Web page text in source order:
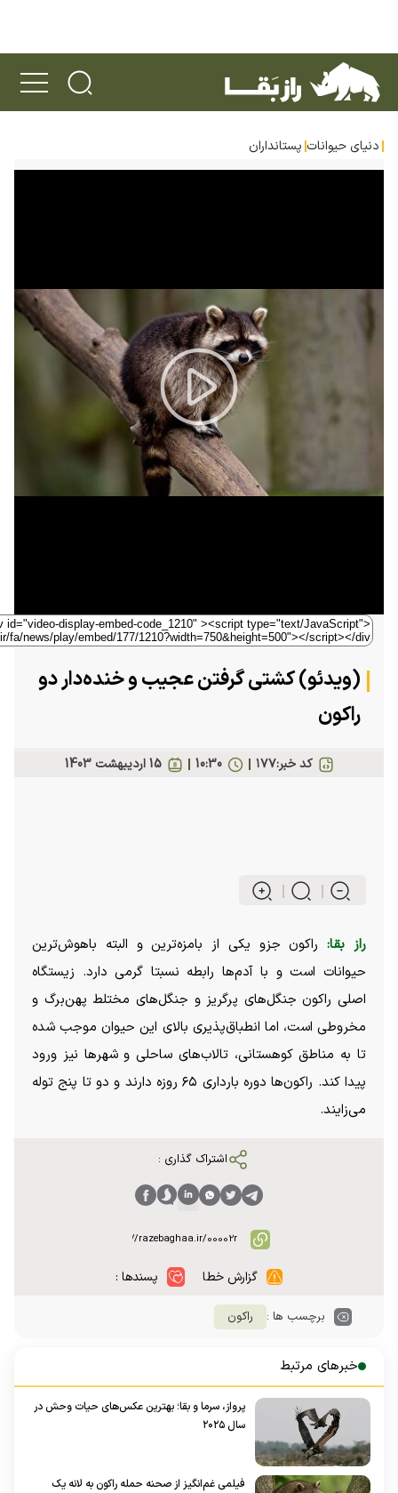
دنیای حیوانات پستانداران
Play
Video
(ویدئو) کشتی گرفتن عجیب و خنده‌دار دو
راکون
کد خبر:۱۷۷ 15 ارديبهشت 1403 10:30
راز بقا:راکون جزو یکی از بامزه‌ترین و البته باهوش‌ترین
حیوانات است و با آدم‌ها رابطه نسبتا گرمی دارد. زیستگاه
اصلی راکون جنگل‌های پرگریز و جنگل‌های مختلط پهن‌برگ و
مخروطی است، اما انطباق‌پذیری بالای این حیوان موجب شده
تا به مناطق کوهستانی، تالاب‌های ساحلی و شهر‌ها نیز ورود
پیدا کند. راکون‌ها دوره بارداری ۶۵ روزه دارند و دو تا پنج توله
می‌زایند.
اشتراک گذاری :
گزارش خطا پسندها :
برچسب ها : راکون
خبرهای مرتبط
پرواز، سرما و بقا؛ بهترین عکس‌های حیات وحش در
سال ۲۰۲۵
فیلمی غم‌انگیز از صحنه حمله راکون به لانه یک